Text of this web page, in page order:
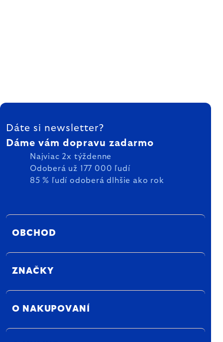
ZÁPÄTIE
Dáte si newsletter?
Dáme vám dopravu zadarmo
Najviac 2x týždenne
Odoberá už 177 000 ľudí
85 % ľudí odoberá dlhšie ako rok
OBCHOD
ZNAČKY
O NAKUPOVANÍ